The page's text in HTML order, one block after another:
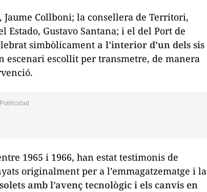
Jaume Collboni; la consellera de Territori,
Estado, Gustavo Santana; i el del Port de
simbòlicament a l’interior d’un dels sis
escenari escollit per transmetre, de manera
1965 i 1966, han estat testimonis de
originalment per a l’emmagatzematge i la
amb l’avenç tecnològic i els canvis en